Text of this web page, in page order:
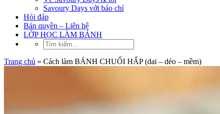
Savoury Days với báo chí
Hỏi đáp
Bản quyền – Liên hệ
LỚP HỌC LÀM BÁNH
Trang chủ » Cách làm BÁNH CHUỐI HẤP (dai – dẻo – mềm)